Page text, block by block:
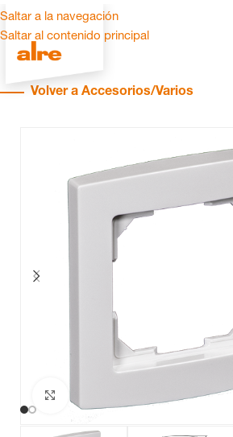
Saltar a la navegación
Saltar al contenido principal
Volver a Accesorios/Varios